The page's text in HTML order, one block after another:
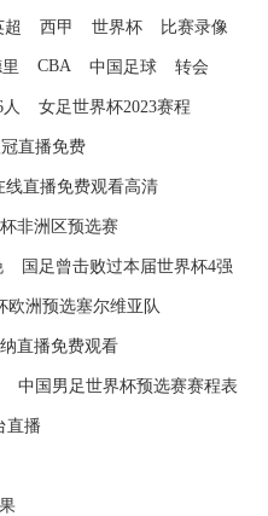
超 西甲 世界杯 比赛录像
CBA 中国足球 转会
人 女足世界杯2023赛程
直播免费
线直播免费观看高清
非洲区预选赛
国足曾击败过本届世界杯4强
欧洲预选塞尔维亚队
直播免费观看
中国男足世界杯预选赛赛程表
直播